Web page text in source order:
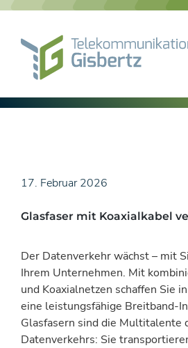
Skip
17. Februar 2026
Glasfaser mit Koaxialkabel
Der Datenverkehr wächst – mit
Ihrem Unternehmen. Mit
und Koaxialnetzen schaffen Sie
eine leistungsfähige Breitband-
Glasfasern sind die Multitalente
Datenverkehrs: Sie